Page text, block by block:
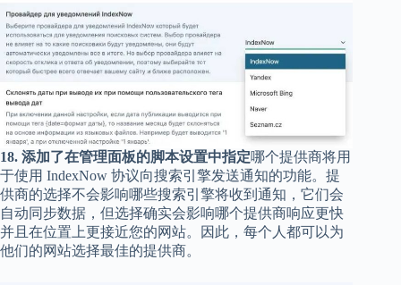
18. 添加了在管理面板的脚本设置中指定哪个提供商将用
于使用 IndexNow 协议向搜索引擎发送通知的功能。提
供商的选择不会影响哪些搜索引擎将收到通知，它们会
自动同步数据，但选择确实会影响哪个提供商响应更快
并且在位置上更接近您的网站。因此，每个人都可以为
他们的网站选择最佳的提供商。